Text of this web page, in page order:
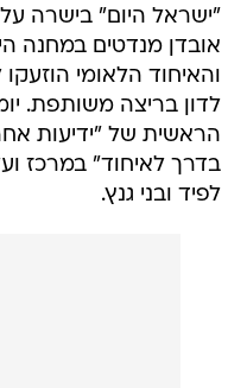
"ישראל היום" בישרה
אובדן מנדטים במחנה
והאיחוד הלאומי
לדון בריצה משותפת.
הראשית של "ידיעות
בדרך לאיחוד" במרכז
לפיד ובני גנץ.